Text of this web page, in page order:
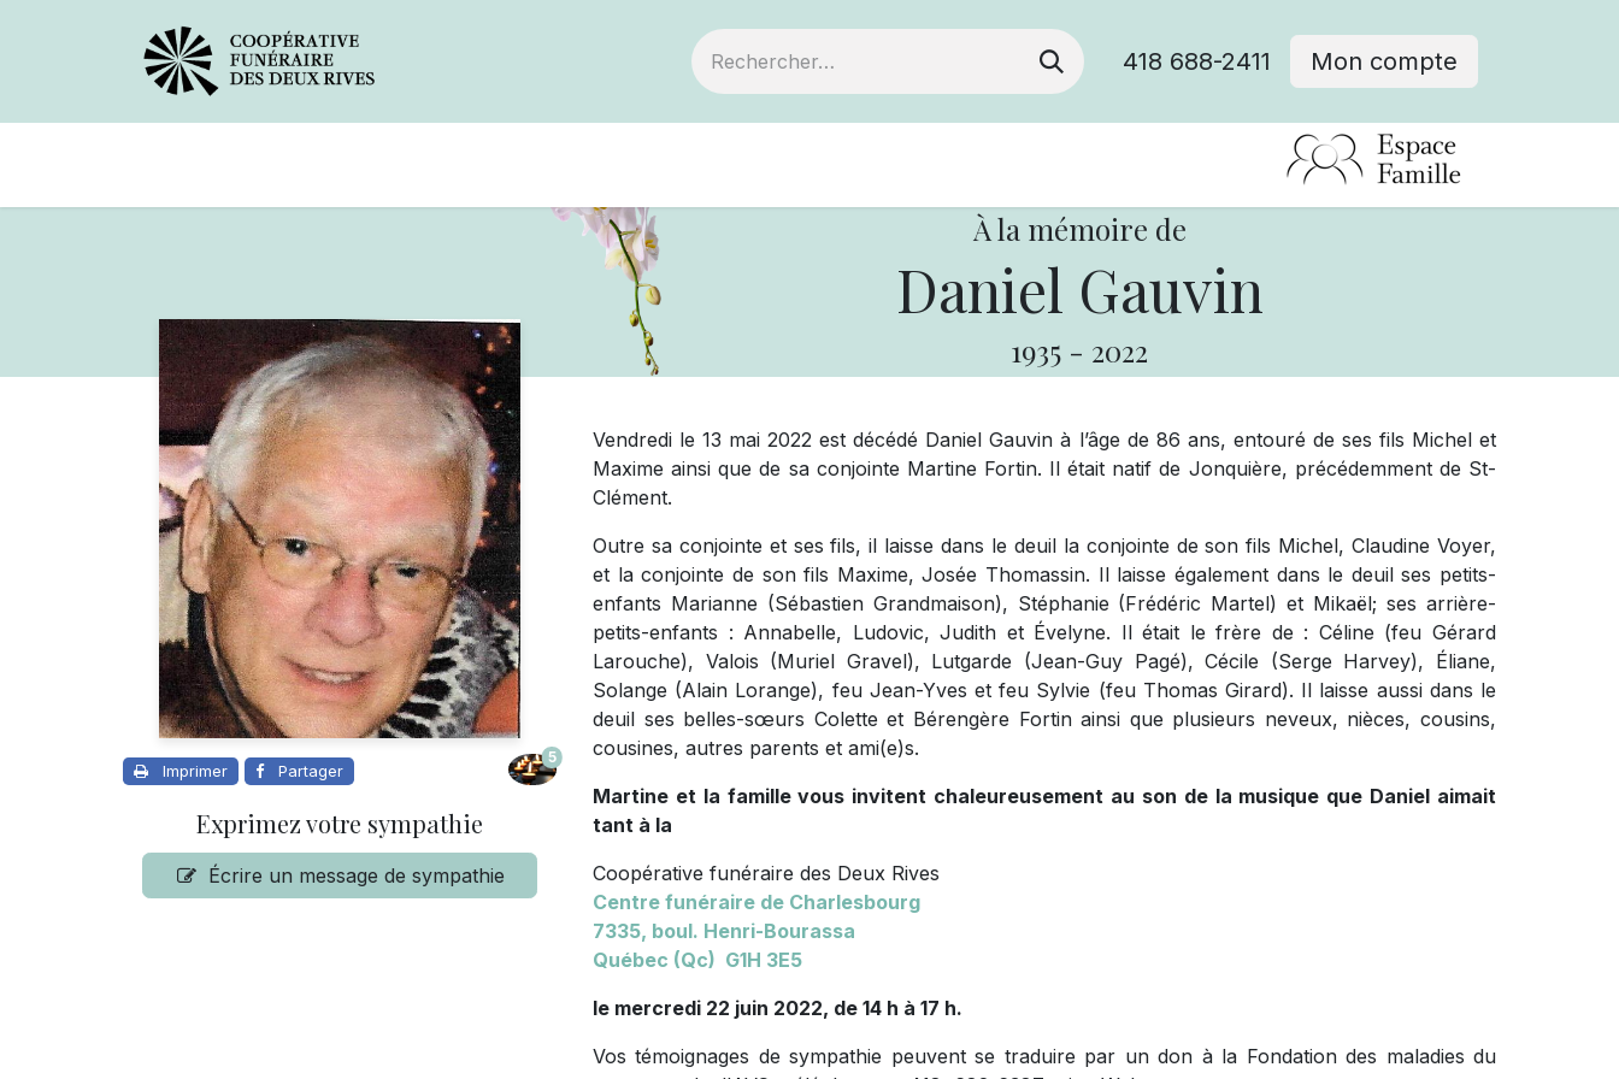
418 688-2411 Mon compte
À la mémoire de
Daniel Gauvin
1935 - 2022
Imprimer Partager
5
Exprimez votre sympathie
Écrire un message de sympathie
Vendredi le 13 mai 2022 est décédé Daniel Gauvin à l’âge de 86 ans, entouré de ses fils Michel et
Maxime ainsi que de sa conjointe Martine Fortin. Il était natif de Jonquière, précédemment de St-
Clément.
Outre sa conjointe et ses fils, il laisse dans le deuil la conjointe de son fils Michel, Claudine Voyer,
et la conjointe de son fils Maxime, Josée Thomassin. Il laisse également dans le deuil ses petits-
enfants Marianne (Sébastien Grandmaison), Stéphanie (Frédéric Martel) et Mikaël; ses arrière-
petits-enfants : Annabelle, Ludovic, Judith et Évelyne. Il était le frère de : Céline (feu Gérard
Larouche), Valois (Muriel Gravel), Lutgarde (Jean-Guy Pagé), Cécile (Serge Harvey), Éliane,
Solange (Alain Lorange), feu Jean-Yves et feu Sylvie (feu Thomas Girard). Il laisse aussi dans le
deuil ses belles-sœurs Colette et Bérengère Fortin ainsi que plusieurs neveux, nièces, cousins,
cousines, autres parents et ami(e)s.
Martine et la famille vous invitent chaleureusement au son de la musique que Daniel aimait
tant à la
Coopérative funéraire des Deux Rives
Centre funéraire de Charlesbourg
7335, boul. Henri-Bourassa
Québec (Qc) G1H 3E5
le mercredi 22 juin 2022, de 14 h à 17 h.
Vos témoignages de sympathie peuvent se traduire par un don à la Fondation des maladies du